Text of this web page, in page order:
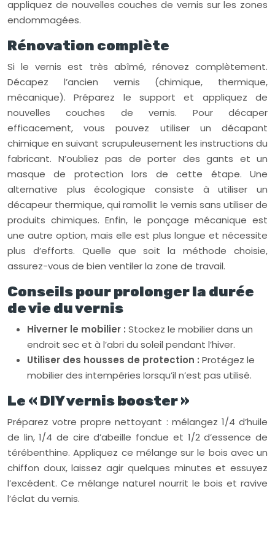
appliquez de nouvelles couches de vernis sur les zones
endommagées.
Rénovation complète
Si le vernis est très abîmé, rénovez complètement.
Décapez l’ancien vernis (chimique, thermique,
mécanique). Préparez le support et appliquez de
nouvelles couches de vernis. Pour décaper
efficacement, vous pouvez utiliser un décapant
chimique en suivant scrupuleusement les instructions du
fabricant. N’oubliez pas de porter des gants et un
masque de protection lors de cette étape. Une
alternative plus écologique consiste à utiliser un
décapeur thermique, qui ramollit le vernis sans utiliser de
produits chimiques. Enfin, le ponçage mécanique est
une autre option, mais elle est plus longue et nécessite
plus d’efforts. Quelle que soit la méthode choisie,
assurez-vous de bien ventiler la zone de travail.
Conseils pour prolonger la durée
de vie du vernis
Hiverner le mobilier : Stockez le mobilier dans un
endroit sec et à l’abri du soleil pendant l’hiver.
Utiliser des housses de protection : Protégez le
mobilier des intempéries lorsqu’il n’est pas utilisé.
Le « DIY vernis booster »
Préparez votre propre nettoyant : mélangez 1/4 d’huile
de lin, 1/4 de cire d’abeille fondue et 1/2 d’essence de
térébenthine. Appliquez ce mélange sur le bois avec un
chiffon doux, laissez agir quelques minutes et essuyez
l’excédent. Ce mélange naturel nourrit le bois et ravive
l’éclat du vernis.